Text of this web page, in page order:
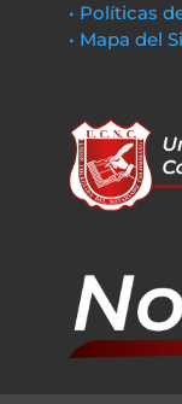
• Políticas
• Mapa del